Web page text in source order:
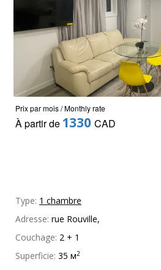
Prix par mois / Monthly rate
À partir de 1330 CAD
Type: 1 chambre
Adresse: rue Rouville,
Couchage: 2 + 1
Superficie: 35 м2